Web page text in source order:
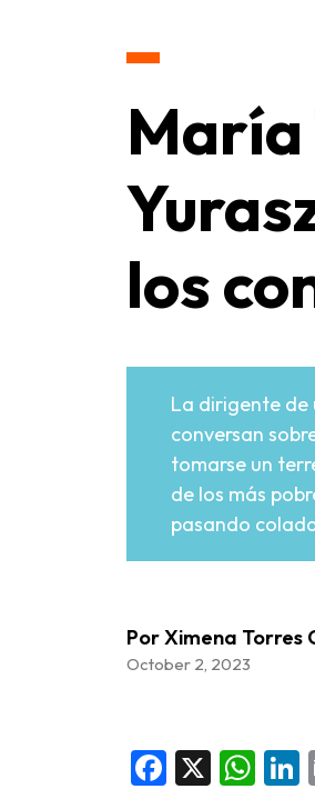
María
los
La dirigente de
conversan
tomarse un
de los más
pasando
Por Ximena Torres
October 2, 2023
X